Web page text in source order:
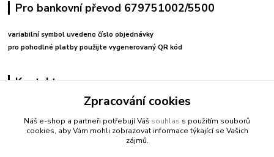
Pro bankovní převod 679751002/5500
variabilní symbol uvedeno číslo objednávky
pro pohodlné platby použijte vygenerovaný QR kód
Kontakty
+420 608212713
fitnessio@post.cz
Zpracování cookies
Náš e-shop a partneři potřebují Váš souhlas s použitím souborů
cookies, aby Vám mohli zobrazovat informace týkající se Vašich
zájmů.